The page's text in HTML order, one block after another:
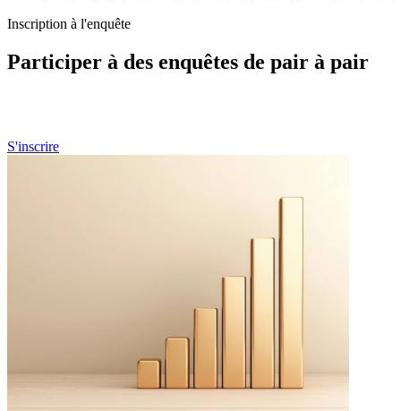
Inscription à l'enquête
Participer à des enquêtes de pair à pair
S'inscrire